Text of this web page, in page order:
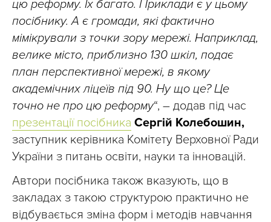
цю реформу. Їх багато. Приклади є у цьому
посібнику. А є громади, які фактично
мімікрували з точки зору мережі. Наприклад,
велике місто, приблизно 130 шкіл, подає
план перспективної мережі, в якому
академічних ліцеїв під 90. Ну що це? Це
точно не про цю реформу“, – додав під час
презентації посібника Сергій Колебошин,
заступник керівника Комітету Верховної Ради
України з питань освіти, науки та інновацій.
Автори посібника також вказують, що в
закладах з такою структурою практично не
відбувається зміна форм і методів навчання